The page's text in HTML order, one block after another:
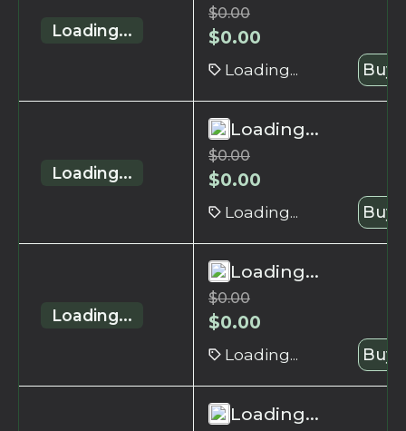
Loading...
$0.00
$0.00
Loading... Buy
Loading...
Loading...
$0.00
$0.00
Loading... Buy
Loading...
Loading...
$0.00
$0.00
Loading... Buy
Loading...